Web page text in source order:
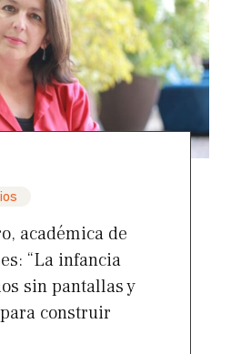
académica de
“La infancia
sin pantallas y
construir